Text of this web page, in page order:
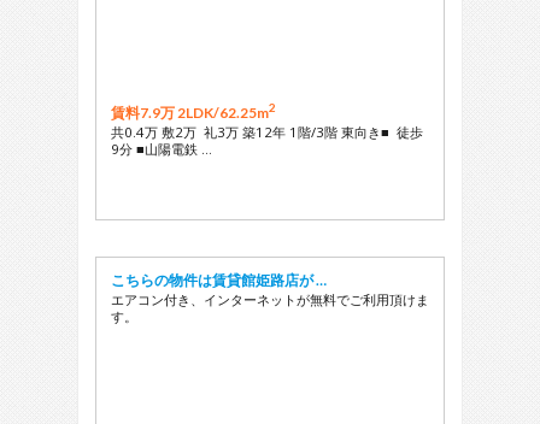
賃料7.9万 2LDK/62.25m2
共0.4万 敷2万 礼3万 築12年 1階/3階 東向き■ 徒歩
9分 ■山陽電鉄 …
こちらの物件は賃貸館姫路店が …
エアコン付き、インターネットが無料でご利用頂けま
す。